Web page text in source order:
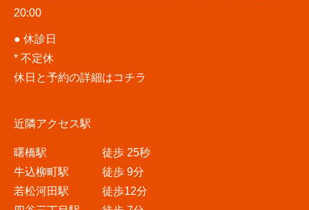
20:00
● 休診日
* 不定休
休日と予約の詳細はコチラ
近隣アクセス駅
曙橋駅 徒歩 25秒
牛込柳町駅 徒歩 9分
若松河田駅 徒歩12分